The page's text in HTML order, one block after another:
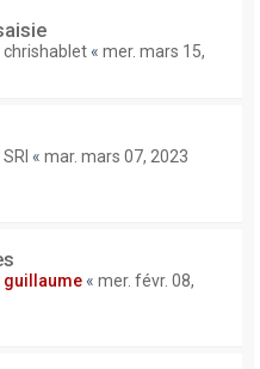
chrishablet « mer. mars 15,
SRI « mar. mars 07, 2023
guillaume « mer. févr. 08,